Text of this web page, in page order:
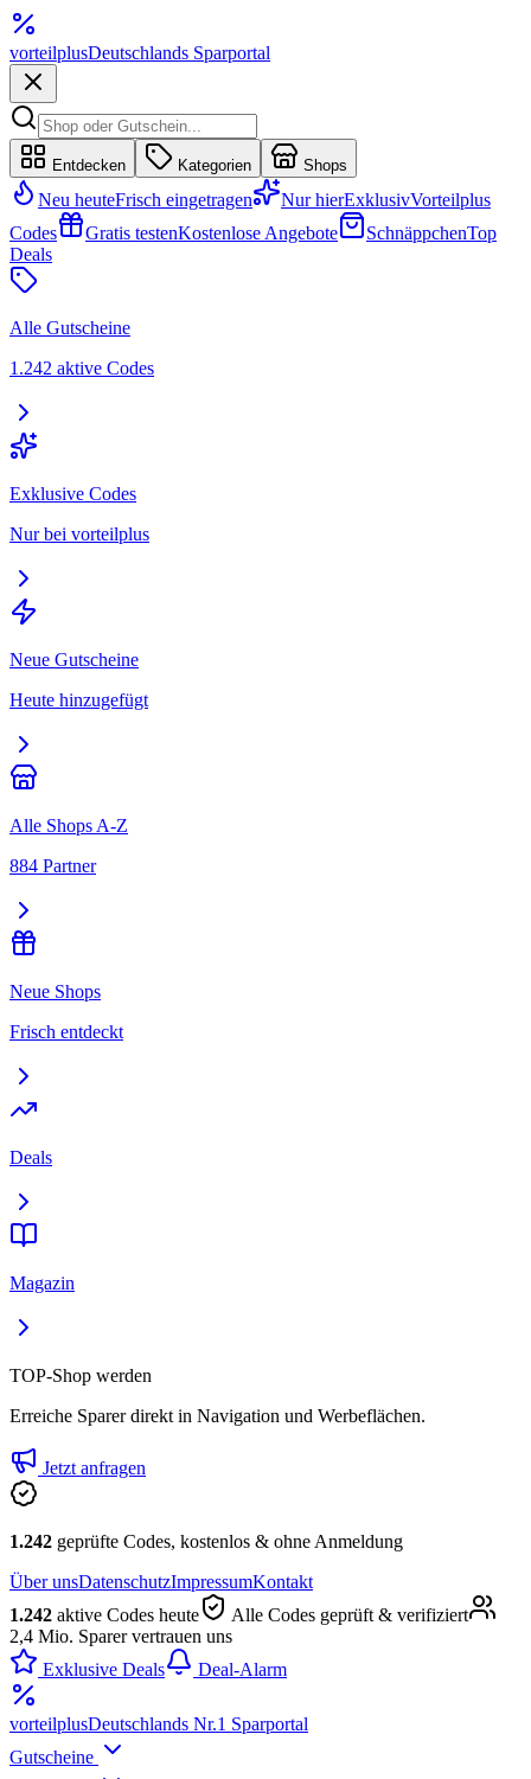
vorteilplusDeutschlands Sparportal
Entdecken Kategorien Shops
Neu heuteFrisch eingetragen Nur hierExklusivVorteilplus
Codes
Gratis testenKostenlose Angebote SchnäppchenTop
Deals
Alle Gutscheine
1.242 aktive Codes
Exklusive Codes
Nur bei vorteilplus
Neue Gutscheine
Heute hinzugefügt
Alle Shops A-Z
884 Partner
Neue Shops
Frisch entdeckt
Deals
Magazin
TOP-Shop werden
Erreiche Sparer direkt in Navigation und Werbeflächen.
Jetzt anfragen
1.242 geprüfte Codes, kostenlos & ohne Anmeldung
Über unsDatenschutzImpressumKontakt
1.242 aktive Codes heute
Alle Codes geprüft & verifiziert
2,4 Mio. Sparer vertrauen uns
Exklusive Deals
Deal-Alarm
vorteilplusDeutschlands Nr.1 Sparportal
Gutscheine